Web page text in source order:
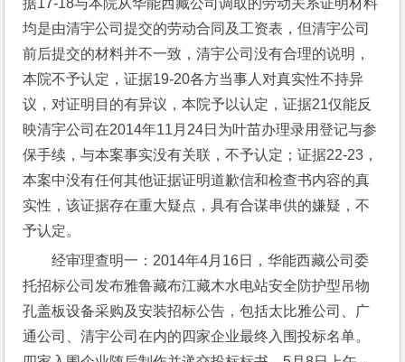
据17-18与本院从华能西藏公司调取的劳动关系证明材料
均是由清宇公司提交的劳动合同及工资表，但清宇公司
前后提交的材料并不一致，清宇公司没有合理的说明，
本院不予认定，证据19-20各方当事人对真实性不持异
议，对证明目的有异议，本院予以认定，证据21仅能反
映清宇公司在2014年11月24日为叶苗办理录用登记与参
保手续，与本案事实没有关联，不予认定；证据22-23，
本案中没有任何其他证据证明道歉信和检查书内容的真
实性，该证据存在重大疑点，具有合谋串供的嫌疑，不
予认定。
经审理查明一：2014年4月16日，华能西藏公司委
托招标公司发布雅鲁藏布江藏木水电站安全防护型吊物
孔盖板设备采购及安装招标公告，包括太比雅公司、广
通公司、清宇公司在内的四家企业最终入围投标名单。